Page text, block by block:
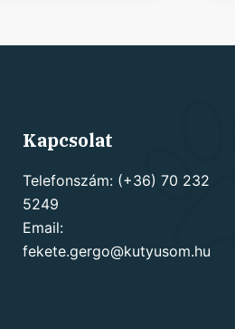
Kapcsolat
Telefonszám: (+36) 70 232
5249
Email:
fekete.gergo@kutyusom.hu